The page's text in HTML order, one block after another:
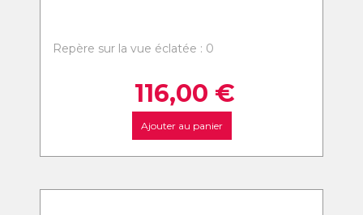
Repère sur la vue éclatée : 0
116,00 €
Ajouter au panier